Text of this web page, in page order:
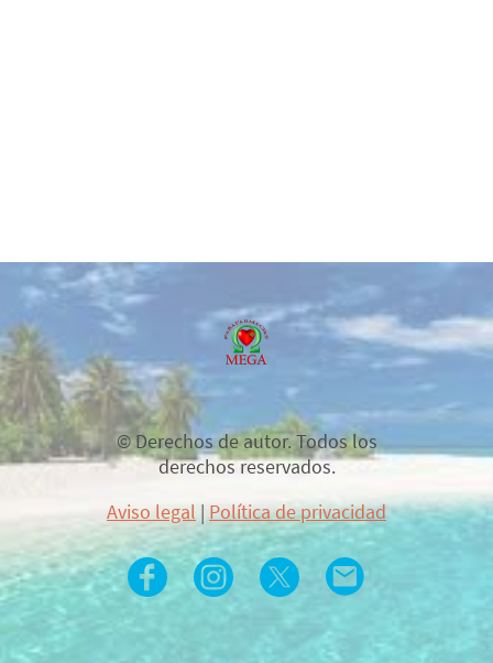
© Derechos de autor. Todos los
derechos reservados.
Aviso legal|Política de privacidad